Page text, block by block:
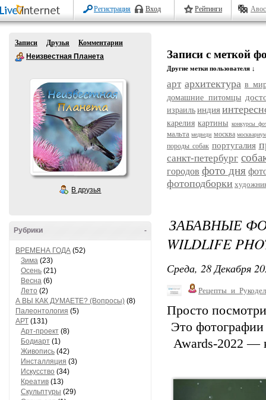
Регистрация Вход Рейтинги
Записи Друзья
Комментарии
Неизвестная Планета
В друзья
-
Рубрики
ВРЕМЕНА ГОДА (52)
Зима (23)
Осень (21)
Весна (6)
Лето (2)
А ВЫ КАК ДУМАЕТЕ? (Вопросы) (8)
Палеонтология (5)
АРТ (131)
Арт-проект (8)
Бодиарт (1)
Живопись (42)
Инсталляция (3)
Искусство (34)
Креатив (13)
Скульптуры (29)
Записи с меткой
Другие метки пользователя ↓
арт архитектура в
домашние питомцы
израиль индия
карелия картины конкурсы
мальта медведи москва
породы собак португалия
санкт-петербург
городов фото дня
фотоподборки
ЗАБАВНЫЕ
WILDLIFE
Среда, 28 Декабря
Просто
Это
Awards-2022 —